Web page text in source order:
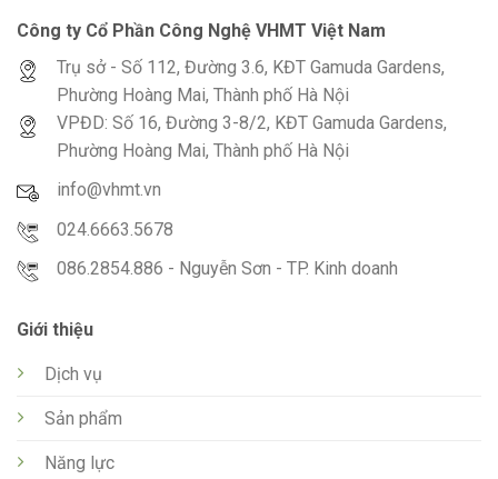
Công ty Cổ Phần Công Nghệ VHMT Việt Nam
Trụ sở - Số 112, Đường 3.6, KĐT Gamuda Gardens,
Phường Hoàng Mai, Thành phố Hà Nội
VPĐD: Số 16, Đường 3-8/2, KĐT Gamuda Gardens,
Phường Hoàng Mai, Thành phố Hà Nội
info@vhmt.vn
024.6663.5678
086.2854.886 - Nguyễn Sơn - TP. Kinh doanh
Giới thiệu
Dịch vụ
Sản phẩm
Năng lực